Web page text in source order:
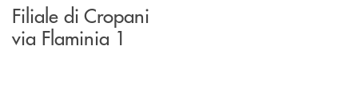
Filiale di Cropani
via Flaminia 1